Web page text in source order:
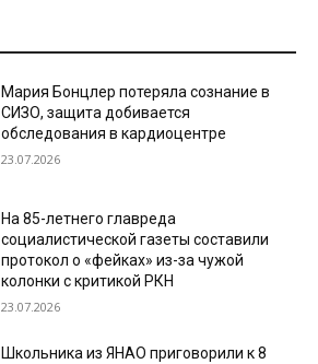
Мария Бонцлер потеряла сознание в
СИЗО, защита добивается
обследования в кардиоцентре
23.07.2026
На 85-летнего главреда
социалистической газеты составили
протокол о «фейках» из-за чужой
колонки с критикой РКН
23.07.2026
Школьника из ЯНАО приговорили к 8